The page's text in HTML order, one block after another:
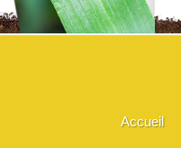
Accueil